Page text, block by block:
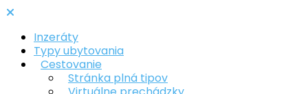
Inzeráty
Typy ubytovania
Cestovanie
Stránka plná tipov